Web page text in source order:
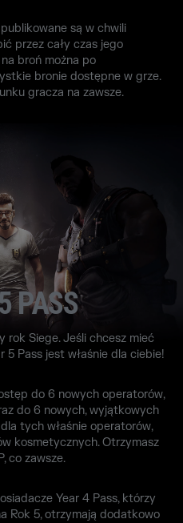
są w chwili
przez cały czas jego
broń można po
bronie dostępne w grze.
gracza na zawsze.
PASS
rok Siege. Jeśli chcesz mieć
5 Pass jest właśnie dla ciebie!
do 6 nowych operatorów,
do 6 nowych, wyjątkowych
tych właśnie operatorów,
kosmetycznych. Otrzymasz
co zawsze.
Year 4 Pass, którzy
Rok 5, otrzymają dodatkowo